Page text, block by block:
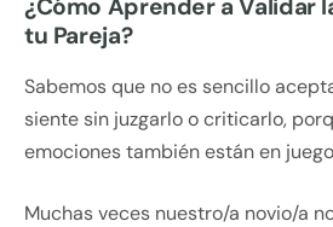
¿Cómo Aprender a Validar
tu Pareja?
Sabemos que no es sencillo
siente sin juzgarlo o criticarlo,
emociones también están en
Muchas veces nuestro/a novio/a